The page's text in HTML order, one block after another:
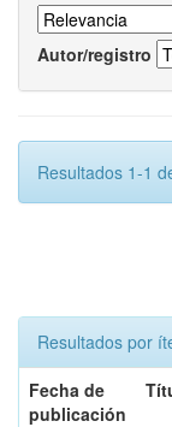
Autor/registro
Resultados 1-1
Resultados por
Fecha de
publicación